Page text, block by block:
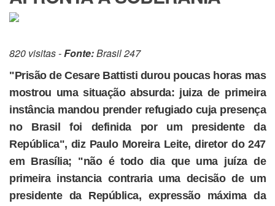
820 visitas -Fonte:Brasil 247
"Prisão de Cesare Battisti durou poucas horas mas
mostrou uma situação absurda: juiza de primeira
instância mandou prender refugiado cuja presença
no Brasil foi definida por um presidente da
República", diz Paulo Moreira Leite, diretor do 247
em Brasília; "não é todo dia que uma juíza de
primeira instancia contraria uma decisão de um
presidente da República, expressão máxima da